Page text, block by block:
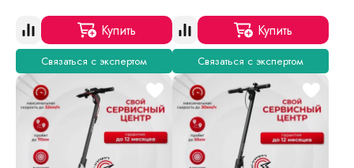
Купить
Связаться с экспертом
Купить
Связаться с экспертом